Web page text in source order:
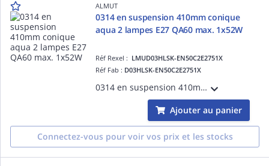
ALMUT
0314 en suspension 410mm conique
aqua 2 lampes E27 QA60 max. 1x52W
Réf Rexel : LMUD03HLSK-EN50C2E2751X
Réf Fab : D03HLSK-EN50C2E2751X
0314 en suspension 410mm coniqueaqua 2 lampes E27 QA60 max. 1x52W
Ajouter au panier
Connectez-vous pour voir vos prix et les stocks